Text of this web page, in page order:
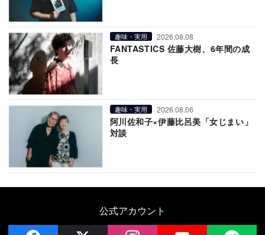
趣味・実用 2026.08.08
FANTASTICS 佐藤大樹、6年間の成
長
趣味・実用 2026.08.06
阿川佐和子×伊藤比呂美「女じまい」
対談
公式アカウント